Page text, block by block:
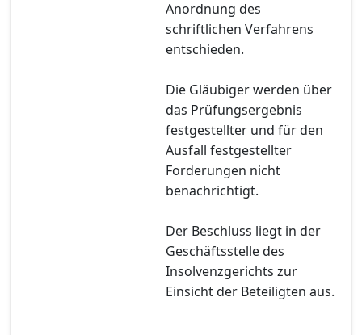
Anordnung des
schriftlichen Verfahrens
entschieden.
Die Gläubiger werden über
das Prüfungsergebnis
festgestellter und für den
Ausfall festgestellter
Forderungen nicht
benachrichtigt.
Der Beschluss liegt in der
Geschäftsstelle des
Insolvenzgerichts zur
Einsicht der Beteiligten aus.